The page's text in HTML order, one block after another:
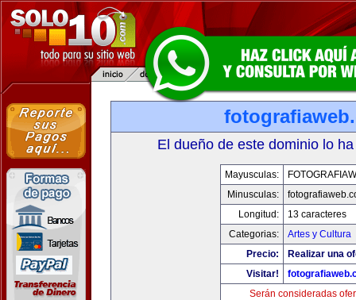
El dueño de este dominio lo
Mayusculas:
Minusculas:
Longitud:
13 caracteres
Categorias:
Artes y Cultura
Precio:
Realizar una
Visitar!
Serán consideradas